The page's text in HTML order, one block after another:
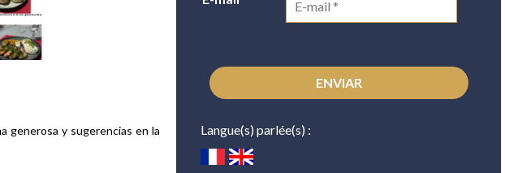
generosa y sugerencias en la
Langue(s) parlée(s) :